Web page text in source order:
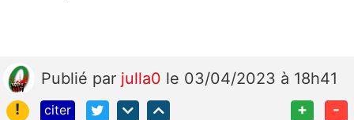
Publié par julla0 le 03/04/2023 à 18h41
!
citer + -